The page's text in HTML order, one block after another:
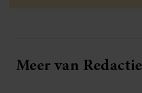
Meer van Redactie